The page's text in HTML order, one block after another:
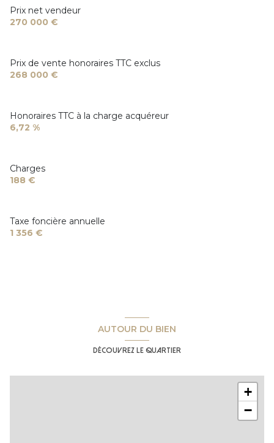
Prix net vendeur
270 000 €
Prix de vente honoraires TTC exclus
268 000 €
Honoraires TTC à la charge acquéreur
6,72 %
Charges
188 €
Taxe foncière annuelle
1 356 €
AUTOUR DU BIEN
Découvrez le quartier
+
−